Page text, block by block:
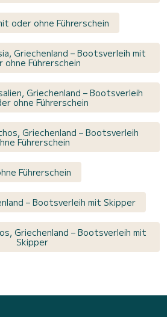
oder ohne Führerschein
Griechenland – Bootsverleih mit
ohne Führerschein
Griechenland – Bootsverleih
ohne Führerschein
Griechenland – Bootsverleih
Führerschein
Führerschein
– Bootsverleih mit Skipper
Griechenland – Bootsverleih mit
Skipper